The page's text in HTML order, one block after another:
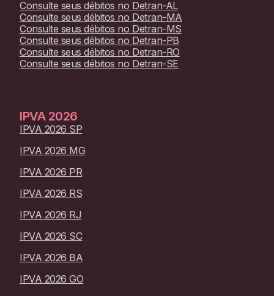
Consulte seus débitos no Detran-AL
Consulte seus débitos no Detran-MA
Consulte seus débitos no Detran-MS
Consulte seus débitos no Detran-PB
Consulte seus débitos no Detran-RO
Consulte seus débitos no Detran-SE
IPVA 2026
IPVA 2026 SP
IPVA 2026 MG
IPVA 2026 PR
IPVA 2026 RS
IPVA 2026 RJ
IPVA 2026 SC
IPVA 2026 BA
IPVA 2026 GO